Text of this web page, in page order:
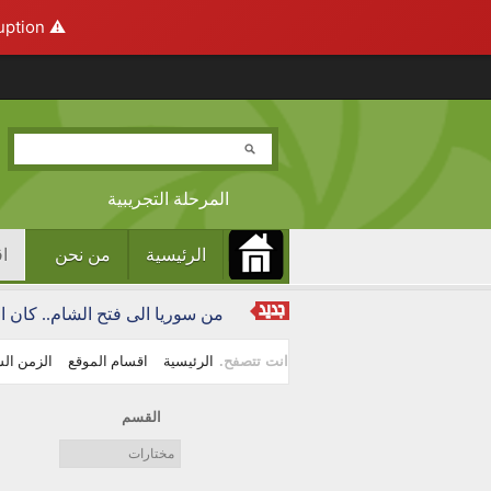
⚠️ Hosting plan for this site has expired.
المرحلة التجريبية
Main menuالرئيسية من نحن
من سوريا الى فتح الشام.. كان
انت تتصفح. الرئيسية اقسام الموقع الزمن
القسم